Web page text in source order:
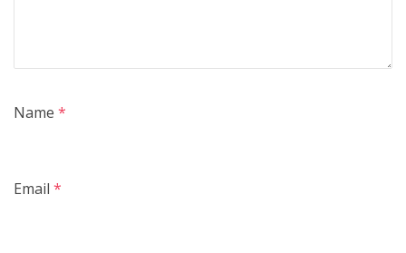
Name *
Email *